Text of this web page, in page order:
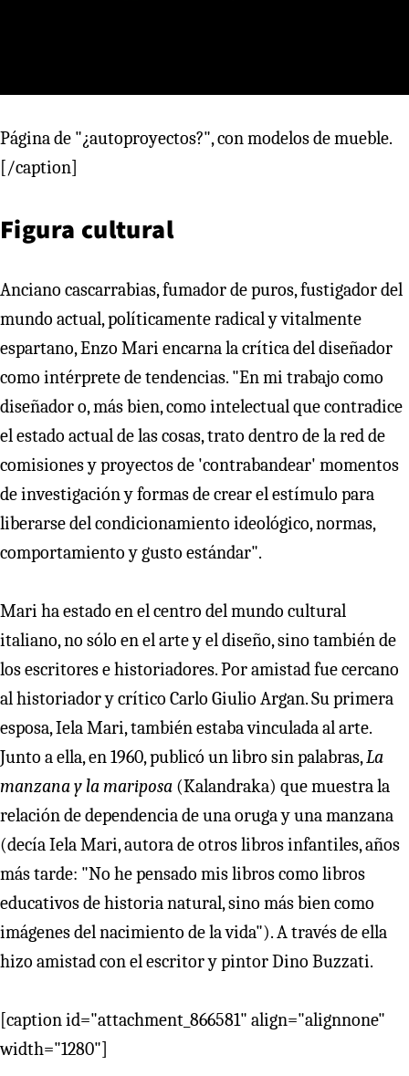
Página de "¿autoproyectos?", con modelos de mueble.
[/caption]
Figura cultural
Anciano cascarrabias, fumador de puros, fustigador del
mundo actual, políticamente radical y vitalmente
espartano, Enzo Mari encarna la crítica del diseñador
como intérprete de tendencias. "En mi trabajo como
diseñador o, más bien, como intelectual que contradice
el estado actual de las cosas, trato dentro de la red de
comisiones y proyectos de 'contrabandear' momentos
de investigación y formas de crear el estímulo para
liberarse del condicionamiento ideológico, normas,
comportamiento y gusto estándar".
Mari ha estado en el centro del mundo cultural
italiano, no sólo en el arte y el diseño, sino también de
los escritores e historiadores. Por amistad fue cercano
al historiador y crítico Carlo Giulio Argan. Su primera
esposa, Iela Mari, también estaba vinculada al arte.
Junto a ella, en 1960, publicó un libro sin palabras,La
manzana y la mariposa (Kalandraka) que muestra la
relación de dependencia de una oruga y una manzana
(decía Iela Mari, autora de otros libros infantiles, años
más tarde: "No he pensado mis libros como libros
educativos de historia natural, sino más bien como
imágenes del nacimiento de la vida"). A través de ella
hizo amistad con el escritor y pintor Dino Buzzati.
[caption id="attachment_866581" align="alignnone"
width="1280"]